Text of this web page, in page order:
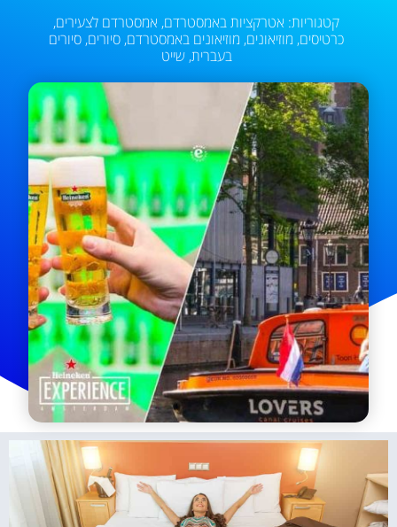
קטגוריות: אטרקציות באמסטרדם, אמסטרדם לצעירים,
כרטיסים, מוזיאונים, מוזיאונים באמסטרדם,סיורים,סיורים
בעברית,שייט